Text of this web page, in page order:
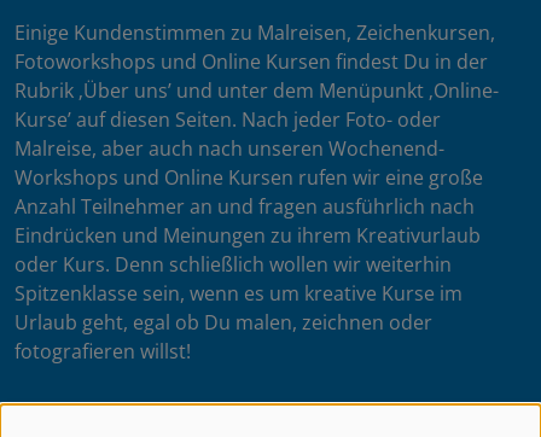
Einige Kundenstimmen zu Malreisen, Zeichenkursen,
Fotoworkshops und Online Kursen findest Du in der
Rubrik ‚Über uns’ und unter dem Menüpunkt ‚Online-
Kurse’ auf diesen Seiten. Nach jeder Foto- oder
Malreise, aber auch nach unseren Wochenend-
Workshops und Online Kursen rufen wir eine große
Anzahl Teilnehmer an und fragen ausführlich nach
Eindrücken und Meinungen zu ihrem Kreativurlaub
oder Kurs. Denn schließlich wollen wir weiterhin
Spitzenklasse sein, wenn es um kreative Kurse im
Urlaub geht, egal ob Du malen, zeichnen oder
fotografieren willst!